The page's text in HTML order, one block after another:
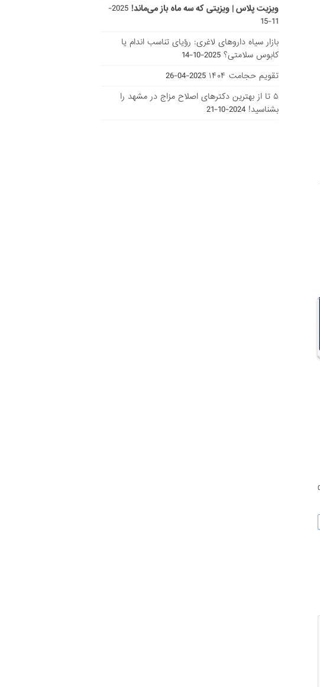
ویزیت پلاس | ویزیتی که سه ماه باز می‌ماند!
2025-
11-15
بازار سیاه داروهای لاغری: رؤیای تناسب اندام یا
کابوس سلامتی؟ 2025-10-14
تقویم حجامت ۱۴۰۴
2025-04-26
۵ تا از بهترین دکتر‌های اصلاح مزاج در مشهد را
بشناسید! 2024-10-21